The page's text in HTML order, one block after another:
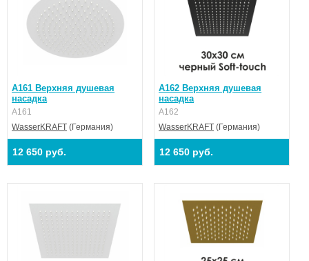
A161 Верхняя душевая
насадка
A161
WasserKRAFT (Германия)
12 650 руб.
A162 Верхняя душевая
насадка
A162
WasserKRAFT (Германия)
12 650 руб.